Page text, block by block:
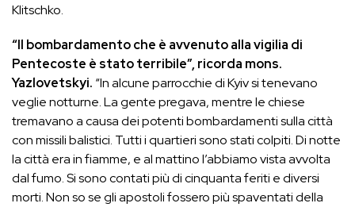
Klitschko.
“Il bombardamento che è avvenuto alla vigilia di
Pentecoste è stato terribile”, ricorda mons.
Yazlovetskyi. “In alcune parrocchie di Kyiv si tenevano
veglie notturne. La gente pregava, mentre le chiese
tremavano a causa dei potenti bombardamenti sulla città
con missili balistici. Tutti i quartieri sono stati colpiti. Di notte
la città era in fiamme, e al mattino l’abbiamo vista avvolta
dal fumo. Si sono contati più di cinquanta feriti e diversi
morti. Non so se gli apostoli fossero più spaventati della